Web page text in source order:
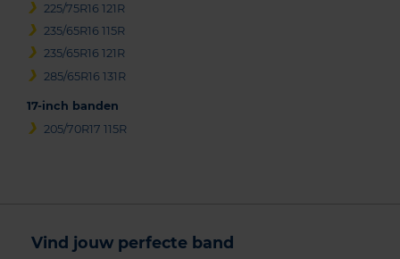
225/75R16 121R
235/65R16 115R
235/65R16 121R
285/65R16 131R
17-inch banden
205/70R17 115R
Vind jouw perfecte band